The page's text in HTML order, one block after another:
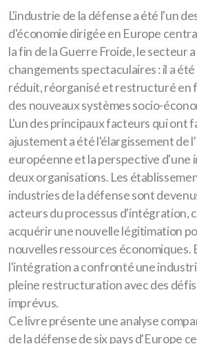
L'industrie de la défense a été l'un
d'économie dirigée en Europe
la fin de la Guerre Froide, le secteur
changements spectaculaires : il a
réduit, réorganisé et restructuré en
des nouveaux systèmes socio-
L'un des principaux facteurs qui ont
ajustement a été l'élargissement de
européenne et la perspective d'une
deux organisations. Les
industries de la défense sont
acteurs du processus d'intégration,
acquérir une nouvelle légitimation
nouvelles ressources économiques.
l'intégration a confronté une
pleine restructuration avec des
imprévus.
Ce livre présente une analyse
de la défense de six pays d'Europe